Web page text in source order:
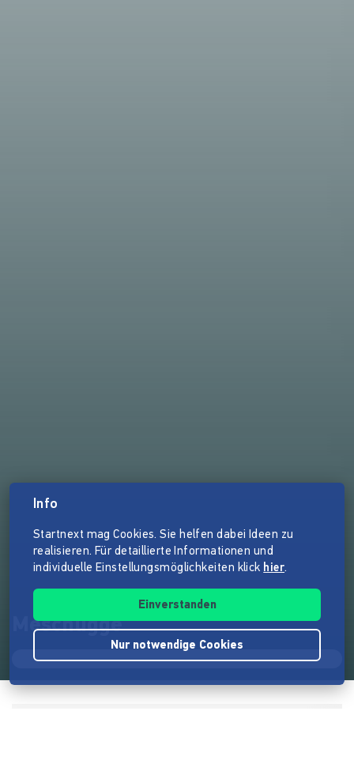
Meschugge
Info
Startnext mag Cookies. Sie helfen dabei Ideen zu
realisieren. Für detaillierte Informationen und
individuelle Einstellungsmöglichkeiten klick hier.
Einverstanden
Nur notwendige Cookies